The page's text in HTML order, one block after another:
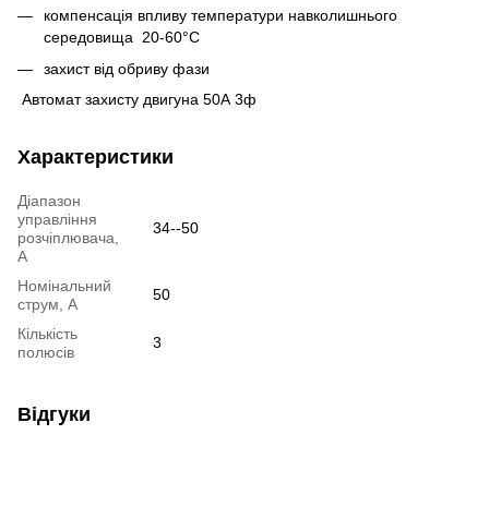
компенсація впливу температури навколишнього
середовища 20-60°С
захист від обриву фази
Автомат захисту двигуна 50А 3ф
Характеристики
Діапазон
управління
розчіплювача,
А
34--50
Номінальний
струм, А
50
Кількість
полюсів
3
Відгуки